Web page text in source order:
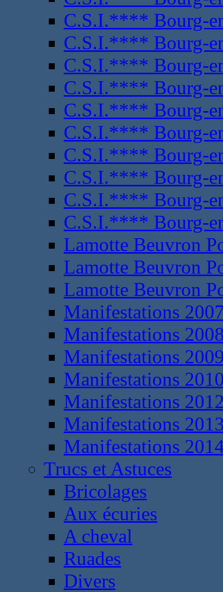
C.S.I.**** Bourg-
C.S.I.**** Bourg-
C.S.I.**** Bourg-
C.S.I.**** Bourg-
C.S.I.**** Bourg-
C.S.I.**** Bourg-
C.S.I.**** Bourg-
C.S.I.**** Bourg-
C.S.I.**** Bourg-
C.S.I.**** Bourg-
Lamotte Beuvron
Lamotte Beuvron
Lamotte Beuvron
Manifestations
Manifestations
Manifestations
Manifestations
Manifestations
Manifestations
Manifestations
Trucs et Astuces
Bricolages
Aux écuries
A cheval
Ruades
Divers